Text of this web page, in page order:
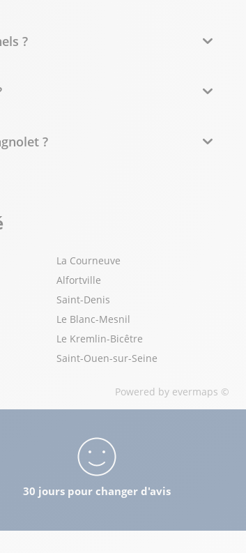
?
?
La Courneuve
Alfortville
Saint-Denis
Le Blanc-Mesnil
Le Kremlin-Bicêtre
Saint-Ouen-sur-Seine
Powered by evermaps ©
30 jours pour changer d'avis